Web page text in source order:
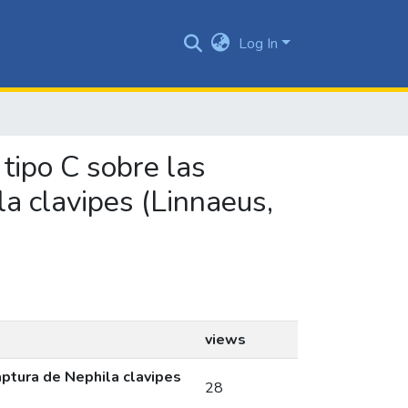
Log In
C sobre las
clavipes (Linnaeus,
views
de Nephila clavipes
28